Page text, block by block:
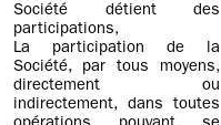
Société détient des
participations,
La participation de la
Société, par tous moyens,
directement ou
indirectement, dans toutes